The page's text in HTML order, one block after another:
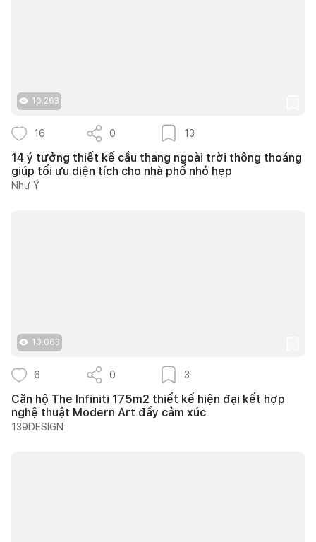
10.263
16 0 13
14 ý tưởng thiết kế cầu thang ngoài trời thông thoáng
giúp tối ưu diện tích cho nhà phố nhỏ hẹp
Như Ý
10.063
6 0 3
Căn hộ The Infiniti 175m2 thiết kế hiện đại kết hợp
nghệ thuật Modern Art đầy cảm xúc
139DESIGN